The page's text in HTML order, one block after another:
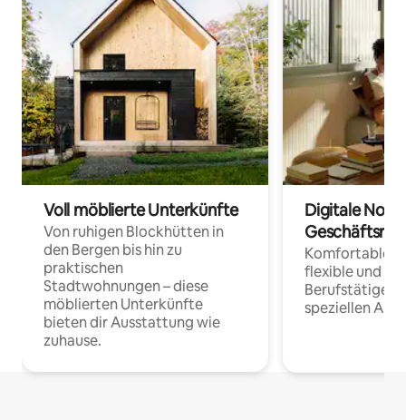
Voll möblierte Unterkünfte
Von ruhigen Blockhütten in
den Bergen bis hin zu
praktischen
Stadtwohnungen – diese
möblierten Unterkünfte
bieten dir Ausstattung wie
zuhause.
Digitale
Komfortable
flexible und
Berufstätige
speziellen